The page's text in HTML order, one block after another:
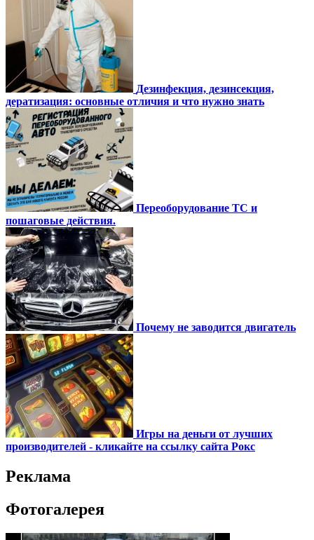
Дезинфекция, дезинсекция,
дератизация: основные отличия и что нужно знать
Переоборудование ТС и
пошаговые действия.
Почему не заводится двигатель
Игры на деньги от лучших
производителей - кликайте на ссылку сайта Рокс
Реклама
Фотогалерея